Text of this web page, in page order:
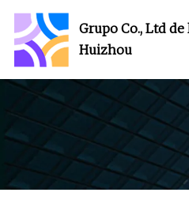
Grupo Co., Ltd
Huizhou